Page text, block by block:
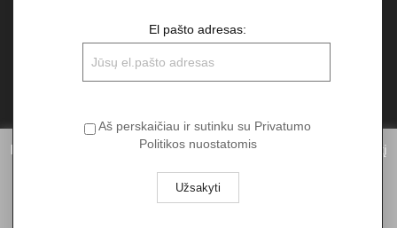
Aš perskaičiau ir sutinku su Privatumo Politikos
nuostatomis
©2026 UAB "Sinvest fashion"
Informuojame, kad norėdami suteikti Jums pačią geriausią patirtį
naudojantis mūsų svetainę, statistiniais tikslais mes naudojame
slapukus. Spausdami „Aš sutinku“ Jūs sutinkate su slapukų
El pašto adresas:
Aš perskaičiau ir sutinku su Privatumo
Politikos nuostatomis